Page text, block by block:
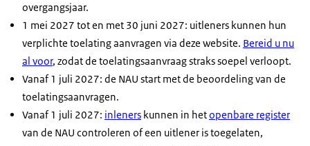
overgangsjaar.
1 mei 2027 tot en met 30 juni 2027: uitleners kunnen hun
verplichte toelating aanvragen via deze website. Bereid u nu
al voor, zodat de toelatingsaanvraag straks soepel verloopt.
Vanaf 1 juli 2027: de NAU start met de beoordeling van de
toelatingsaanvragen.
Vanaf 1 juli 2027: inleners kunnen in hetopenbare register
van de NAU controleren of een uitlener is toegelaten,